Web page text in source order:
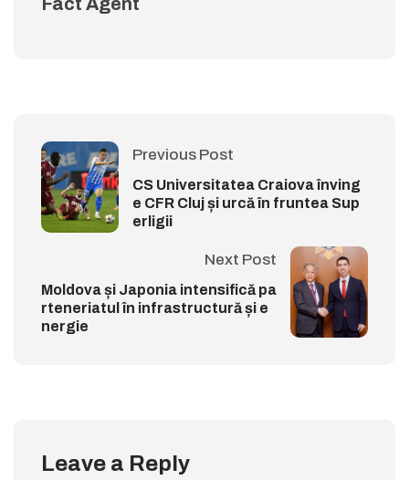
Previous Post
CS Universitatea Craiova înving
e CFR Cluj și urcă în fruntea Sup
erligii
Next Post
Moldova și Japonia intensifică pa
rteneriatul în infrastructură și e
nergie
Leave a Reply